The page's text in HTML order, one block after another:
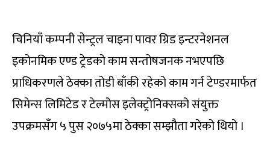
चिनियाँ कम्पनी सेन्ट्रल चाइना पावर ग्रिड इन्टरनेशनल
इकोनमिक एण्ड ट्रेडको काम सन्तोषजनक नभएपछि
प्राधिकरणले ठेक्का तोडी बाँकी रहेको काम गर्न टेण्डरमार्फत
सिमेन्स लिमिटेड र टेल्मोस इलेक्ट्रोनिक्सको संयुक्त
उपक्रमसँग ५ पुस २०७५मा ठेक्का सम्झौता गरेको थियो ।